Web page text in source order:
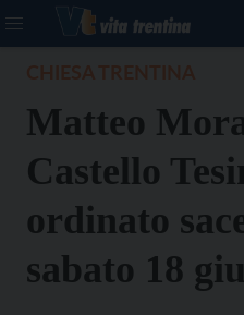
Matteo
Castello
ordinato
sabato 18